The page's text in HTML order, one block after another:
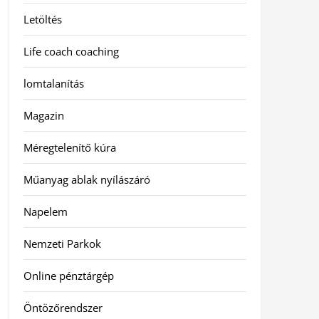
Letöltés
Life coach coaching
lomtalanítás
Magazin
Méregtelenítő kúra
Műanyag ablak nyílászáró
Napelem
Nemzeti Parkok
Online pénztárgép
Öntözőrendszer